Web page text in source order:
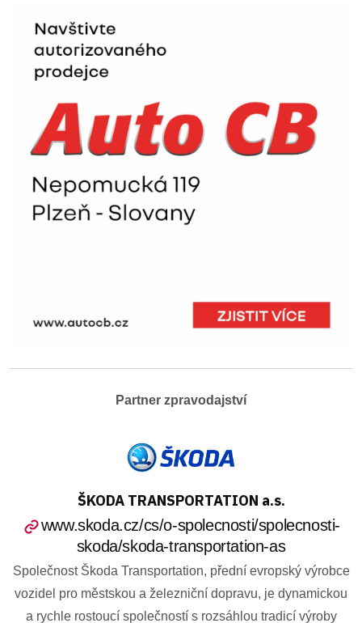
Partner zpravodajství
ŠKODA TRANSPORTATION a.s.
www.skoda.cz/cs/o-spolecnosti/spolecnosti-
skoda/skoda-transportation-as
Společnost Škoda Transportation, přední evropský výrobce
vozidel pro městskou a železniční dopravu, je dynamickou
a rychle rostoucí společností s rozsáhlou tradicí výroby